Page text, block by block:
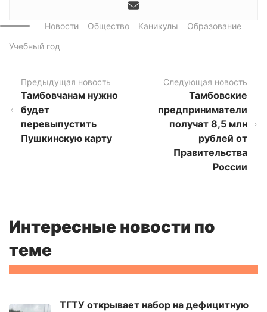
Новости Общество Каникулы
Образование
Учебный год
Предыдущая новость
Тамбовчанам нужно
будет
перевыпустить
Пушкинскую карту
Следующая новость
Тамбовские
предприниматели
получат 8,5 млн
рублей от
Правительства
России
Интересные новости по
теме
ТГТУ открывает набор на дефицитную